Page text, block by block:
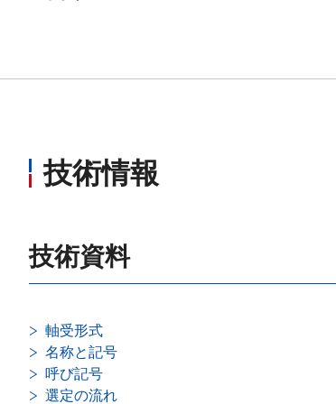
技術情報
技術資料
軸受形式
名称と記号
呼び記号
選定の流れ